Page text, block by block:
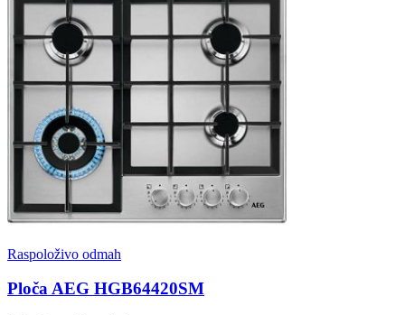
Raspoloživo odmah
Ploča AEG HGB64420SM